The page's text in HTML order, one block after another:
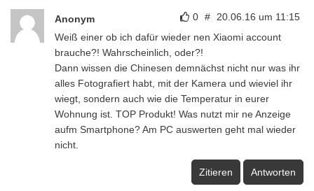
0 # 20.06.16 um 11:15
Anonym
Weiß einer ob ich dafür wieder nen Xiaomi account
brauche?! Wahrscheinlich, oder?!
Dann wissen die Chinesen demnächst nicht nur was ihr
alles Fotografiert habt, mit der Kamera und wieviel ihr
wiegt, sondern auch wie die Temperatur in eurer
Wohnung ist. TOP Produkt! Was nutzt mir ne Anzeige
aufm Smartphone? Am PC auswerten geht mal wieder
nicht.
Zitieren Antworten